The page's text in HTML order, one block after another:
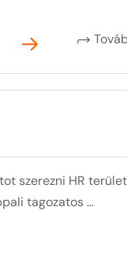
szerezni HR
tagozatos ...